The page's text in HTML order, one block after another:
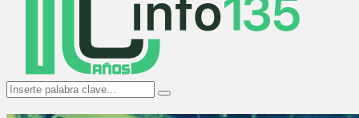
Search
for:
Search